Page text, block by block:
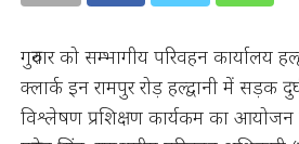
गुरुवार को सम्भागीय परिवहन कार्यालय
क्लार्क इन रामपुर रोड़ हल्द्वानी में सड़क
विश्लेषण प्रशिक्षण कार्यकम का आयोजन